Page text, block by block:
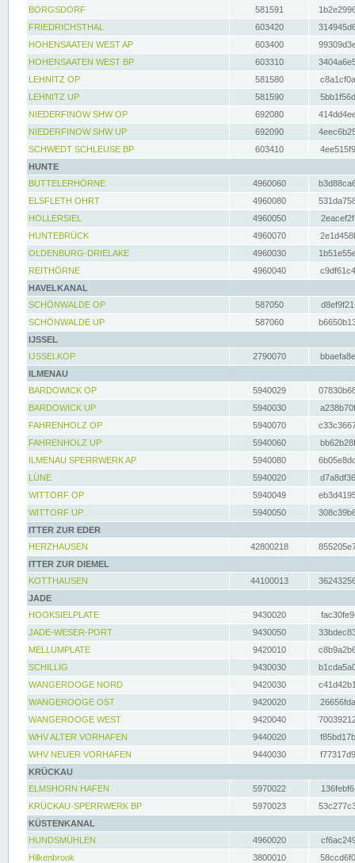
BORGSDORF
581591
FRIEDRICHSTHAL
603420
HOHENSAATEN WEST AP
603400
HOHENSAATEN WEST BP
603310
LEHNITZ OP
581580
LEHNITZ UP
581590
NIEDERFINOW SHW OP
692080
NIEDERFINOW SHW UP
692090
SCHWEDT SCHLEUSE BP
603410
HUNTE
BUTTELERHÖRNE
4960060
ELSFLETH OHRT
4960080
HOLLERSIEL
4960050
HUNTEBRÜCK
4960070
OLDENBURG-DRIELAKE
4960030
REITHÖRNE
4960040
HAVELKANAL
SCHÖNWALDE OP
587050
SCHÖNWALDE UP
587060
IJSSEL
IJSSELKOP
2790070
ILMENAU
BARDOWICK OP
5940029
BARDOWICK UP
5940030
FAHRENHOLZ OP
5940070
FAHRENHOLZ UP
5940060
ILMENAU SPERRWERK AP
5940080
LÜNE
5940020
WITTORF OP
5940049
WITTORF UP
5940050
ITTER ZUR EDER
HERZHAUSEN
42800218
ITTER ZUR DIEMEL
KOTTHAUSEN
44100013
JADE
HOOKSIELPLATE
9430020
JADE-WESER-PORT
9430050
MELLUMPLATE
9420010
SCHILLIG
9430030
WANGEROOGE NORD
9420030
WANGEROOGE OST
9420020
WANGEROOGE WEST
9420040
WHV ALTER VORHAFEN
9440020
WHV NEUER VORHAFEN
9440030
KRÜCKAU
ELMSHORN HAFEN
5970022
KRÜCKAU-SPERRWERK BP
5970023
KÜSTENKANAL
HUNDSMÜHLEN
4960020
Hilkenbrook
3800010